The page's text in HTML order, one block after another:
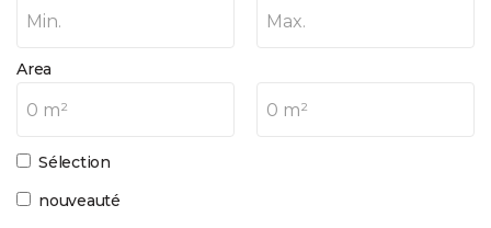
Min. Max.
Area
0 m² 0 m²
Sélection
nouveauté